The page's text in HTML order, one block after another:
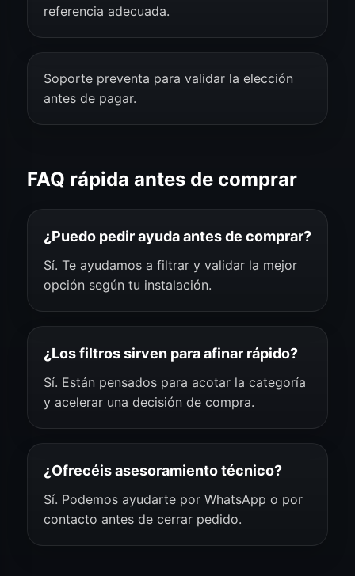
referencia adecuada.
Soporte preventa para validar la elección
antes de pagar.
FAQ rápida antes de comprar
¿Puedo pedir ayuda antes de comprar?
Sí. Te ayudamos a filtrar y validar la mejor
opción según tu instalación.
¿Los filtros sirven para afinar rápido?
Sí. Están pensados para acotar la categoría
y acelerar una decisión de compra.
¿Ofrecéis asesoramiento técnico?
Sí. Podemos ayudarte por WhatsApp o por
contacto antes de cerrar pedido.